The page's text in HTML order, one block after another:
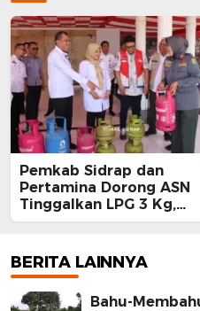
Pemkab Sidrap dan
Pertamina Dorong ASN
Tinggalkan LPG 3 Kg,
Bright Gas Jadi Pilihan
BERITA LAINNYA
Bahu-